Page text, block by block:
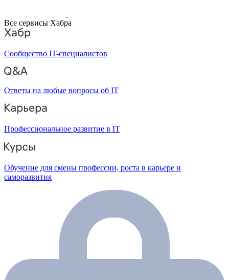
Все сервисы Хабра
Сообщество IT-специалистов
Ответы на любые вопросы об IT
Профессиональное развитие в IT
Обучение для смены профессии, роста в карьере и
саморазвития